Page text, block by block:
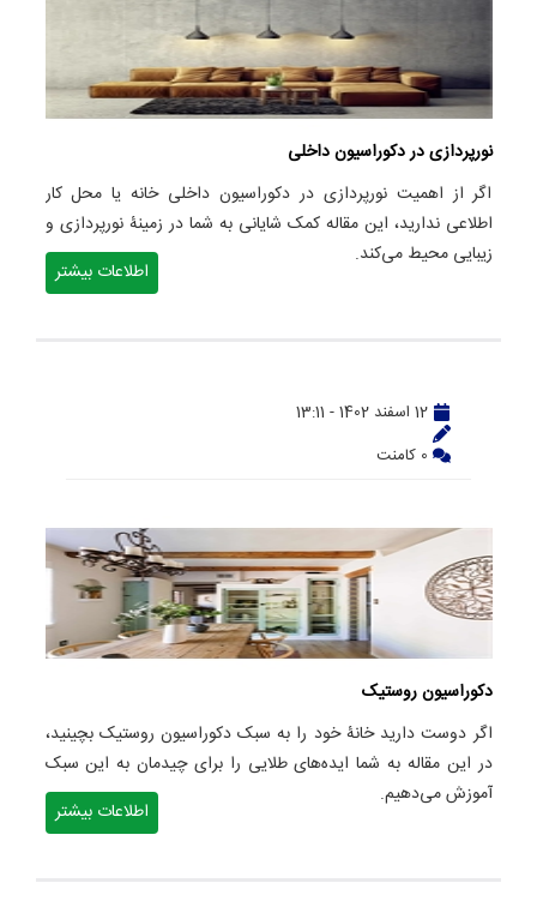
نورپردازی در دکوراسیون داخلی
اگر از اهمیت نورپردازی در دکوراسیون داخلی خانه یا محل کار
اطلاعی ندارید، این مقاله کمک شایانی به شما در زمینۀ نورپردازی و
زیبایی محیط می‌کند.
اطلاعات بیشتر
12 اسفند 1402 - 13:11
دکوراسیون روستیک
اگر دوست دارید خانۀ خود را به سبک دکوراسیون روستیک بچینید،
در این مقاله به شما ایده‌های طلایی را برای چیدمان به این سبک
آموزش می‌دهیم.
اطلاعات بیشتر